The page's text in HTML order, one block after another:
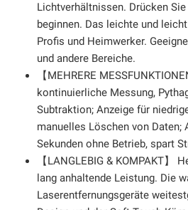
Lichtverhältnissen. Drücken
beginnen. Das leichte und
Profis und Heimwerker.
und andere Bereiche.
【MEHRERE
kontinuierliche Messung,
Subtraktion; Anzeige für
manuelles Löschen von
Sekunden ohne Betrieb, spart
【LANGLEBIG & KOMPAKT
lang anhaltende Leistung. Die
Laserentfernungsgeräte